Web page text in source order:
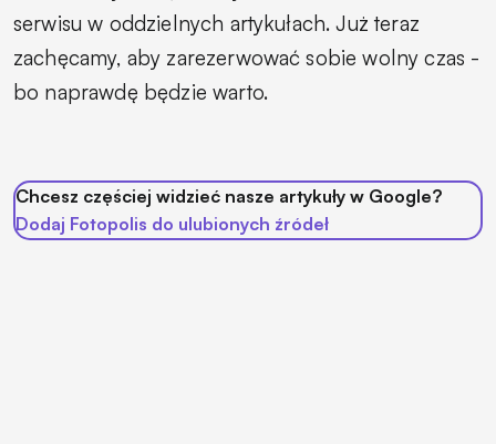
serwisu w oddzielnych artykułach. Już teraz
zachęcamy, aby zarezerwować sobie wolny czas -
bo naprawdę będzie warto.
Chcesz częściej widzieć nasze artykuły w Google?
Dodaj Fotopolis do ulubionych źródeł